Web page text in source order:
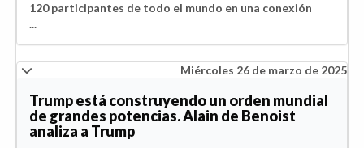
120 participantes de todo el mundo en una conexión
...
Miércoles 26 de marzo de 2025
Trump está construyendo un orden mundial
de grandes potencias. Alain de Benoist
analiza a Trump